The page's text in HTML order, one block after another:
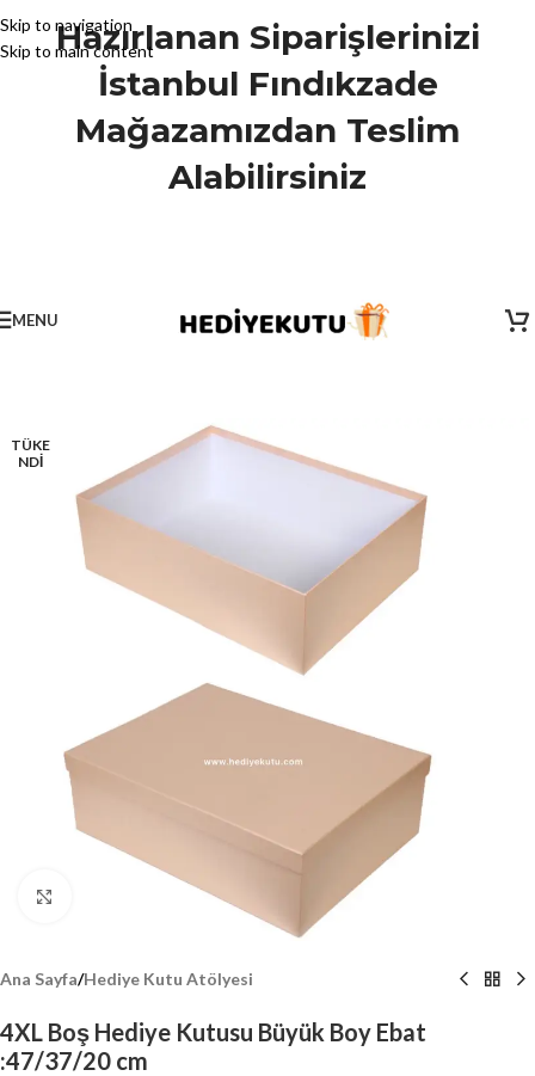
Skip to navigation
Skip to main content
Hazırlanan Siparişlerinizi
İstanbul Fındıkzade
Mağazamızdan Teslim
Alabilirsiniz
MENU
TÜKE
NDİ
Ana Sayfa/Hediye Kutu Atölyesi
4XL Boş Hediye Kutusu Büyük Boy Ebat
:47/37/20 cm